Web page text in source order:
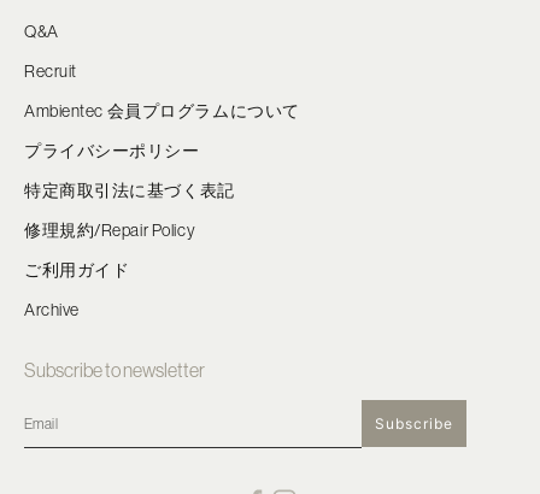
Q&A
Recruit
Ambientec 会員プログラムについて
プライバシーポリシー
特定商取引法に基づく表記
修理規約/Repair Policy
ご利用ガイド
Archive
Subscribe to newsletter
Subscribe